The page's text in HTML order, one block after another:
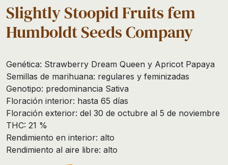
Slightly Stoopid Fruits fem
Humboldt Seeds Company
Genética: Strawberry Dream Queen y Apricot Papaya
Semillas de marihuana: regulares y feminizadas
Genotipo: predominancia Sativa
Floración interior: hasta 65 días
Floración exterior: del 30 de octubre al 5 de noviembre
THC: 21 %
Rendimiento en interior: alto
Rendimiento al aire libre: alto